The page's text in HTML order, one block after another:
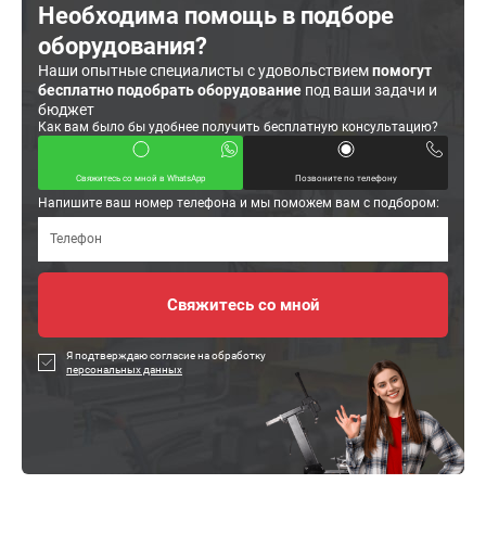
Необходима помощь в подборе
оборудования?
Наши опытные специалисты с удовольствиемпомогут
бесплатно подобрать оборудование под ваши задачи и
бюджет
Как вам было бы удобнее получить бесплатную консультацию?
Свяжитесь со мной в WhatsApp Позвоните по телефону
Напишите ваш номер телефона и мы поможем вам с подбором:
Я подтверждаю согласие на обработку
персональных данных